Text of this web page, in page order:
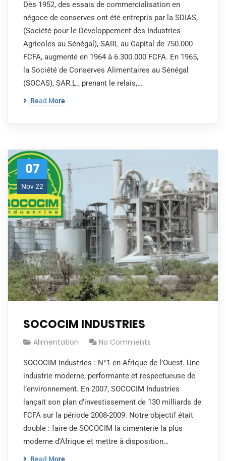
Dès 1952, des essais de commercialisation en
négoce de conserves ont été entrepris par la SDIAS,
(Société pour le Développement des Industries
Agricoles au Sénégal), SARL au Capital de 750.000
FCFA, augmenté en 1964 à 6.300.000 FCFA. En 1965,
la Société de Conserves Alimentaires au Sénégal
(SOCAS), SAR.L., prenant le relais,…
Read More
07
Nov 22
SOCOCIM INDUSTRIES
Alimentation No Comments
SOCOCIM Industries : N°1 en Afrique de l’Ouest. Une
industrie moderne, performante et respectueuse de
l’environnement. En 2007, SOCOCIM Industries
lançait son plan d’investissement de 130 milliards de
FCFA sur la période 2008-2009. Notre objectif était
double : faire de SOCOCIM la cimenterie la plus
moderne d’Afrique et mettre à disposition…
Read More